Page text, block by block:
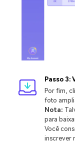
Passo 3:
Por fim,
foto
Nota:
para
Você
inscrever